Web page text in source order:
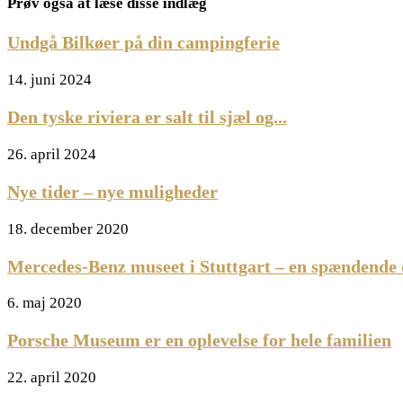
Undgå Bilkøer på din campingferie
14. juni 2024
Den tyske riviera er salt til sjæl og...
26. april 2024
Nye tider – nye muligheder
18. december 2020
Mercedes-Benz museet i Stuttgart – en spændende
6. maj 2020
Porsche Museum er en oplevelse for hele familien
22. april 2020